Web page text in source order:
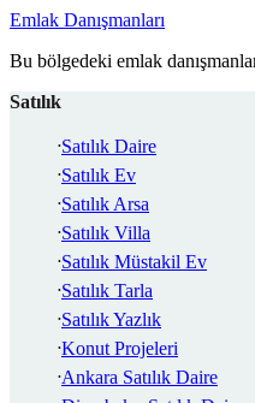
Emlak Danışmanları
Bu bölgedeki emlak
Satılık
Satılık Daire
Satılık Ev
Satılık Arsa
Satılık Villa
Satılık Müstakil Ev
Satılık Tarla
Satılık Yazlık
Konut Projeleri
Ankara Satılık Daire